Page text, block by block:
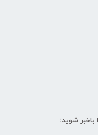
شوید: